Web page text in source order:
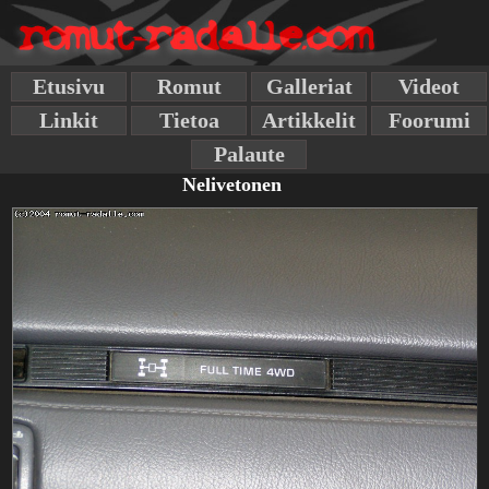
Etusivu Romut Galleriat
Videot
Linkit
Tietoa Artikkelit
Foorumi
Palaute
Nelivetonen